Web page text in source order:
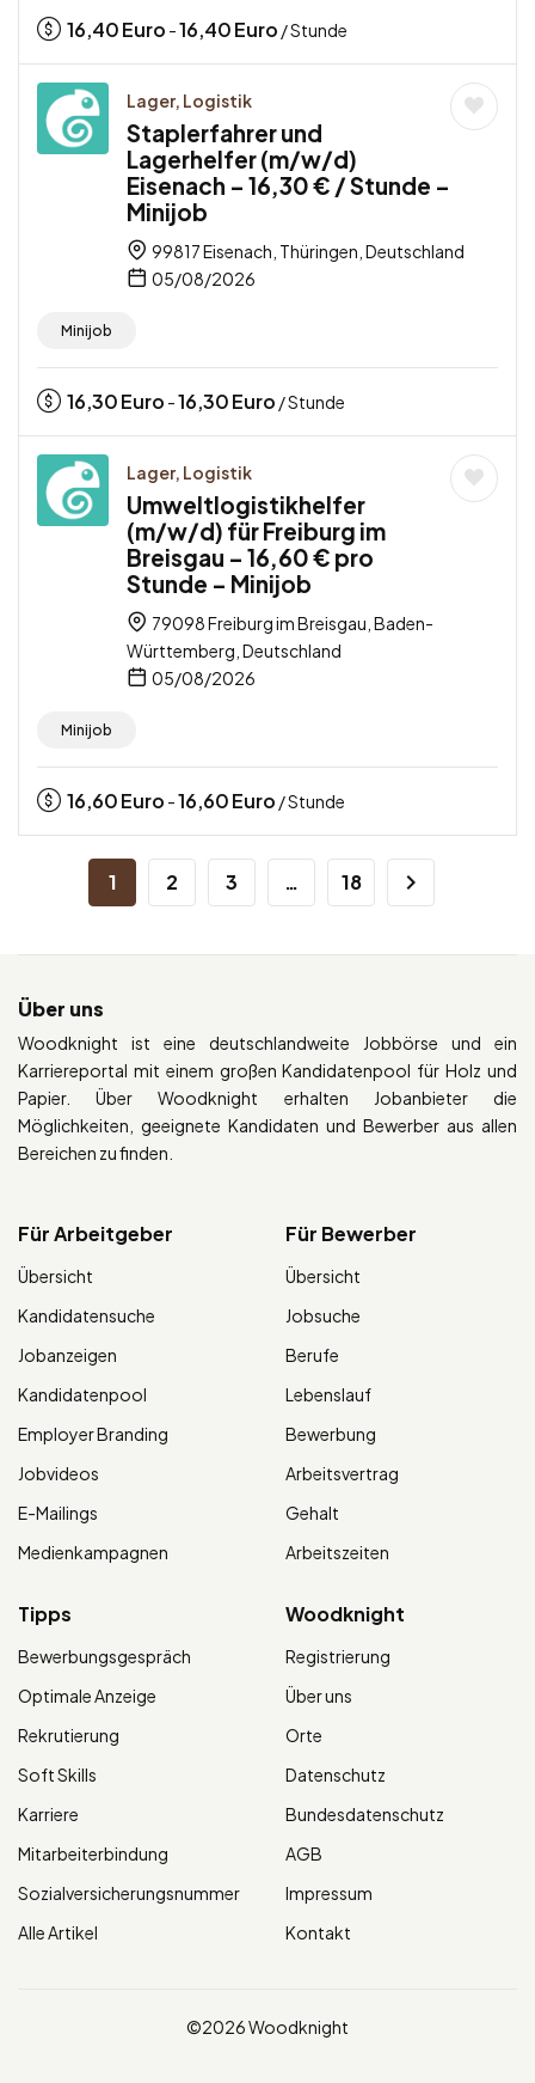
16,40Euro -16,40Euro / Stunde
Lager, Logistik
Staplerfahrer und
Lagerhelfer (m/w/d)
Eisenach – 16,30 € / Stunde –
Minijob
99817 Eisenach, Thüringen, Deutschland
05/08/2026
Minijob
16,30Euro -16,30Euro / Stunde
Lager, Logistik
Umweltlogistikhelfer
(m/w/d) für Freiburg im
Breisgau – 16,60 € pro
Stunde – Minijob
79098 Freiburg im Breisgau, Baden-
Württemberg, Deutschland
05/08/2026
Minijob
16,60Euro -16,60Euro / Stunde
1 2 3 … 18
Über uns
Woodknight ist eine deutschlandweite Jobbörse und ein
Karriereportal mit einem großen Kandidatenpool für Holz und
Papier. Über Woodknight erhalten Jobanbieter die
Möglichkeiten, geeignete Kandidaten und Bewerber aus allen
Bereichen zu finden.
Für Arbeitgeber
Übersicht
Kandidatensuche
Jobanzeigen
Kandidatenpool
Employer Branding
Jobvideos
E-Mailings
Medienkampagnen
Für Bewerber
Übersicht
Jobsuche
Berufe
Lebenslauf
Bewerbung
Arbeitsvertrag
Gehalt
Arbeitszeiten
Tipps
Bewerbungsgespräch
Optimale Anzeige
Rekrutierung
Soft Skills
Karriere
Mitarbeiterbindung
Sozialversicherungsnummer
Alle Artikel
Woodknight
Registrierung
Über uns
Orte
Datenschutz
Bundesdatenschutz
AGB
Impressum
Kontakt
©2026 Woodknight